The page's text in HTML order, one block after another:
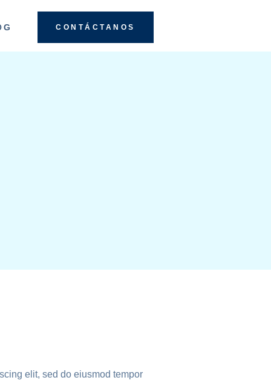
CONTÁCTANOS
elit, sed do eiusmod tempor